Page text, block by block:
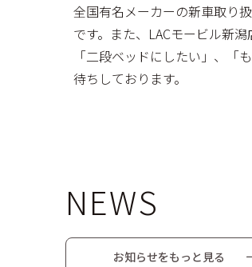
全国有名メーカーの新車取り
です。また、LACモービル新
「二段ベッドにしたい」、
待ちしております。
NEWS
お知らせをもっと見る